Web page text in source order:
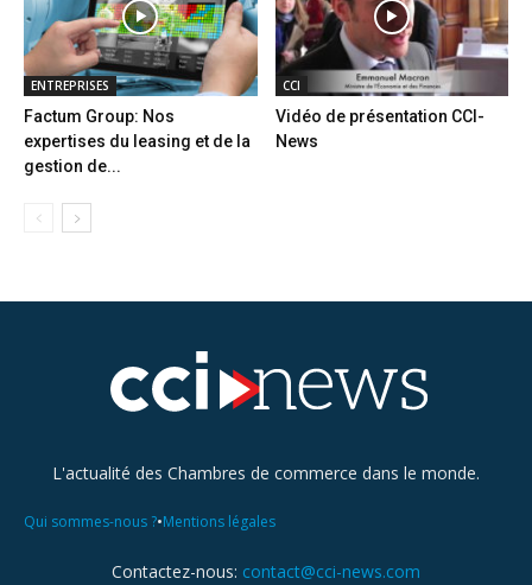
ENTREPRISES
Factum Group: Nos
expertises du leasing et de la
gestion de...
CCI
Vidéo de présentation CCI-
News
L'actualité des Chambres de commerce dans le monde.
Qui sommes-nous ?•Mentions légales
Contactez-nous: contact@cci-news.com